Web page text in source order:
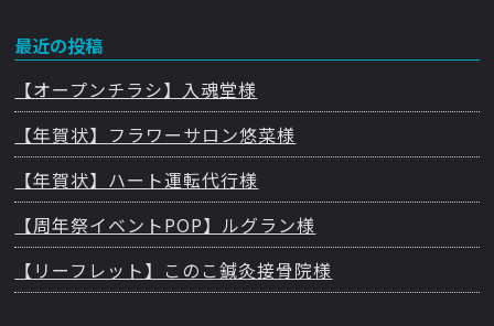
最近の投稿
【オープンチラシ】入魂堂様
【年賀状】フラワーサロン悠菜様
【年賀状】ハート運転代行様
【周年祭イベントPOP】ルグラン様
【リーフレット】このこ鍼灸接骨院様